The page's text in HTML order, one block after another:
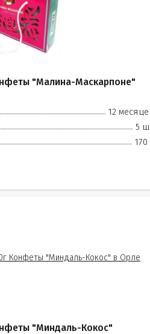
"Малина-Маскарпоне"
12
5
170
"Миндаль-Кокос"